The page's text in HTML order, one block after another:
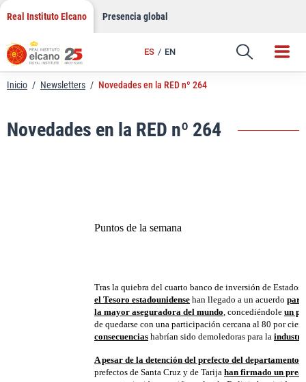
Saltar
contenido
Real Instituto Elcano Presencia global
ES EN
Enlace
Inicio / Newsletters / Novedades en la RED nº 264
Novedades en la RED nº 264